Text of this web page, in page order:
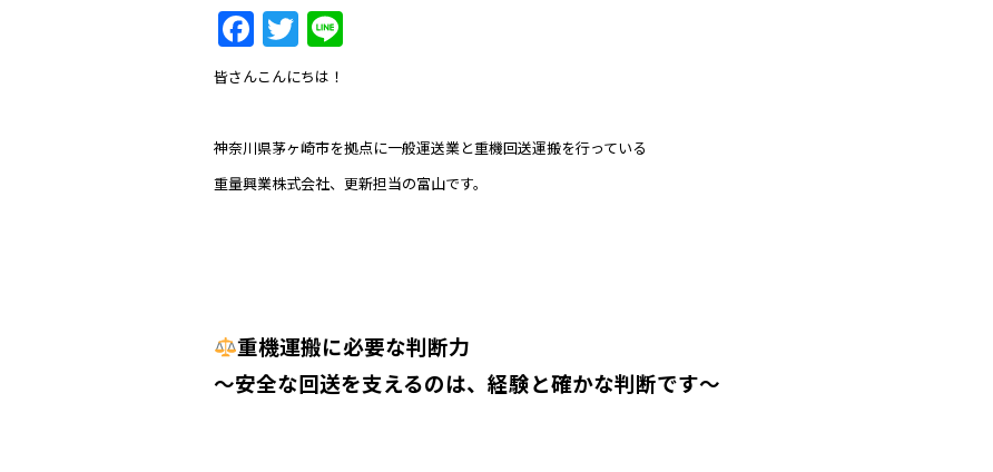
F
a
c
e
b
o
T
w
itt
er
皆さんこんにちは！
神奈川県茅ヶ崎市を拠点に一般運送業と重機回送運搬を行っている
重量興業株式会社、更新担当の富山です。
重機運搬に必要な判断力
～安全な回送を支えるのは、経験と確かな判断です～